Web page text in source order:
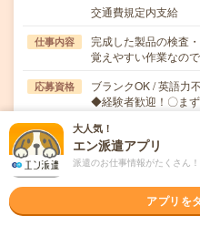
交通費規定内支給
仕事内容
完成した製品の検査
覚えやすい作業なの
応募資格
ブランクOK / 英語力
◆経験者歓迎！〇ま
職場の雰囲気
30代
大人気！
エン派遣アプリ
派遣のお仕事情報がたくさん
アプリを